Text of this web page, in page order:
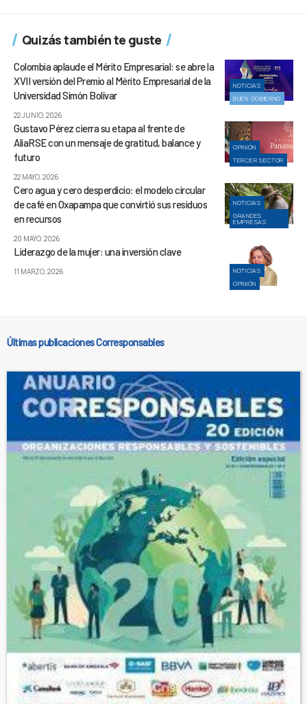
Quizás también te guste
NOTICIAS
BUEN GOBIERNO
Colombia aplaude el Mérito Empresarial: se abre la
XVII versión del Premio al Mérito Empresarial de la
Universidad Simón Bolívar
22 JUNIO, 2026
OPINIÓN
TERCER SECTOR
Gustavo Pérez cierra su etapa al frente de
AliaRSE con un mensaje de gratitud, balance y
futuro
22 MAYO, 2026
NOTICIAS
GRANDES
EMPRESAS
Cero agua y cero desperdicio: el modelo circular
de café en Oxapampa que convirtió sus residuos
en recursos
20 MAYO, 2026
NOTICIAS
OPINIÓN
Liderazgo de la mujer: una inversión clave
11 MARZO, 2026
Últimas publicaciones Corresponsables